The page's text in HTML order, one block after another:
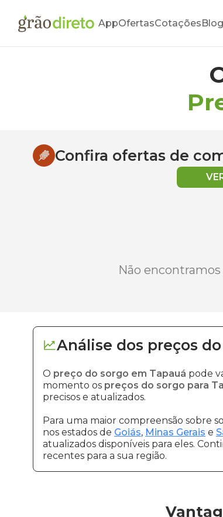
AppOfertasCotaçõesBlog
Confira ofertas de
Não
Análise dos preços
O preço do sorgo em Tapauá pode
momento os preços do sorgo para
precisos e atualizados.
Para uma maior compreensão sobre
nos estados de Goiás, Minas Gerais e
atualizados disponíveis para eles.
recentes para a sua região.